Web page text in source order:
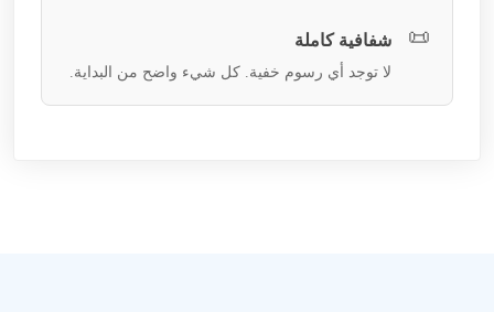
📜 شفافية كاملة
لا توجد أي رسوم خفية. كل شيء واضح من البداية.